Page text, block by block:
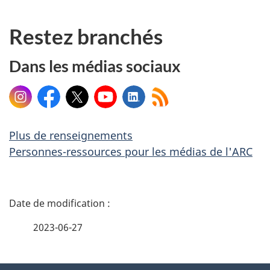
Restez branchés
Dans les médias sociaux
InstagramFacebook
X YouTubeLinkedIn
Plus de renseignements
Personnes-ressources pour les médias de l'ARC
D
2023-06-27